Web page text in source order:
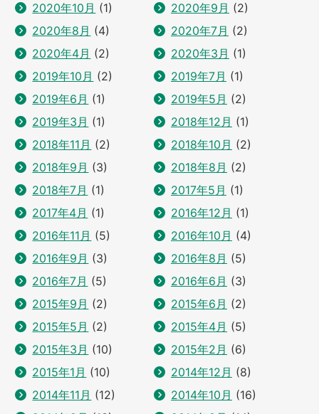
2020年10月 (1) 2020年9月 (2)
2020年8月 (4) 2020年7月 (2)
2020年4月 (2) 2020年3月 (1)
2019年10月 (2) 2019年7月 (1)
2019年6月 (1) 2019年5月 (2)
2019年3月 (1) 2018年12月 (1)
2018年11月 (2) 2018年10月 (2)
2018年9月 (3) 2018年8月 (2)
2018年7月 (1) 2017年5月 (1)
2017年4月 (1) 2016年12月 (1)
2016年11月 (5) 2016年10月 (4)
2016年9月 (3) 2016年8月 (5)
2016年7月 (5) 2016年6月 (3)
2015年9月 (2) 2015年6月 (2)
2015年5月 (2) 2015年4月 (5)
2015年3月 (10) 2015年2月 (6)
2015年1月 (10) 2014年12月 (8)
2014年11月 (12) 2014年10月 (16)